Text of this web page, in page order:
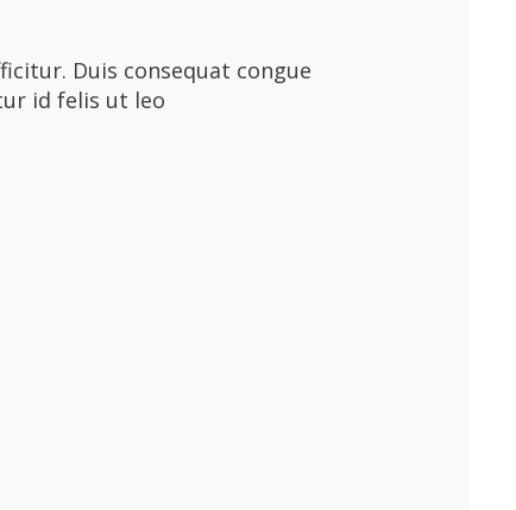
Duis consequat congue
id felis ut leo